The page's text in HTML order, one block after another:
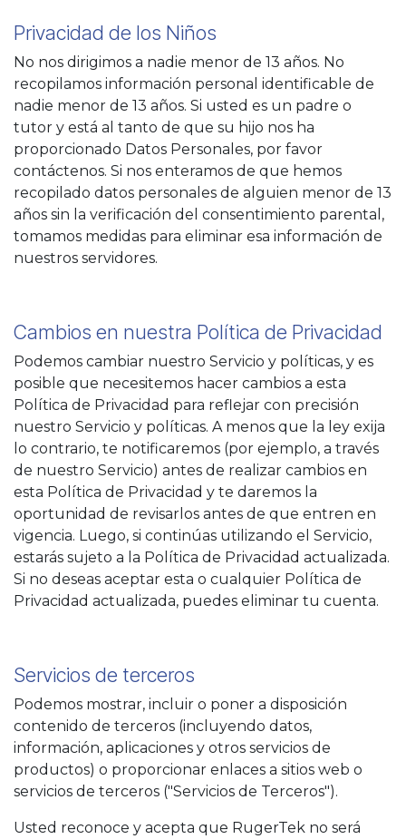
Privacidad de los Niños
No nos dirigimos a nadie menor de 13 años. No
recopilamos información personal identificable de
nadie menor de 13 años. Si usted es un padre o
tutor y está al tanto de que su hijo nos ha
proporcionado Datos Personales, por favor
contáctenos. Si nos enteramos de que hemos
recopilado datos personales de alguien menor de 13
años sin la verificación del consentimiento parental,
tomamos medidas para eliminar esa información de
nuestros servidores.
Cambios en nuestra Política de Privacidad
Podemos cambiar nuestro Servicio y políticas, y es
posible que necesitemos hacer cambios a esta
Política de Privacidad para reflejar con precisión
nuestro Servicio y políticas. A menos que la ley exija
lo contrario, te notificaremos (por ejemplo, a través
de nuestro Servicio) antes de realizar cambios en
esta Política de Privacidad y te daremos la
oportunidad de revisarlos antes de que entren en
vigencia. Luego, si continúas utilizando el Servicio,
estarás sujeto a la Política de Privacidad actualizada.
Si no deseas aceptar esta o cualquier Política de
Privacidad actualizada, puedes eliminar tu cuenta.
Servicios de terceros
Podemos mostrar, incluir o poner a disposición
contenido de terceros (incluyendo datos,
información, aplicaciones y otros servicios de
productos) o proporcionar enlaces a sitios web o
servicios de terceros ("Servicios de Terceros").
Usted reconoce y acepta que RugerTek no será